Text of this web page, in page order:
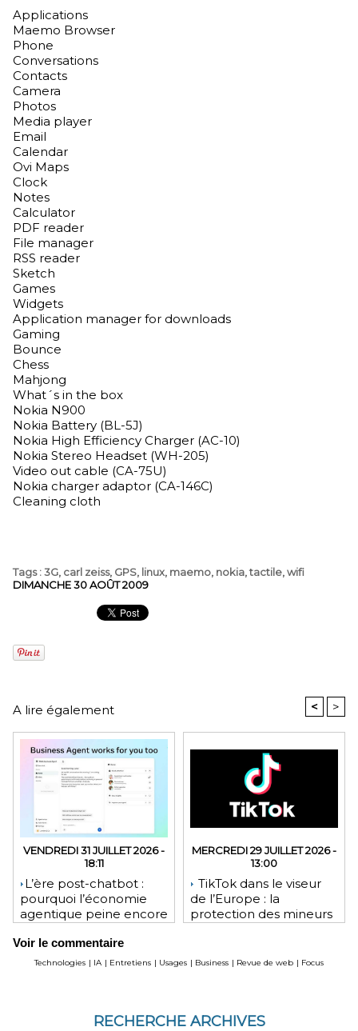
Applications
Maemo Browser
Phone
Conversations
Contacts
Camera
Photos
Media player
Email
Calendar
Ovi Maps
Clock
Notes
Calculator
PDF reader
File manager
RSS reader
Sketch
Games
Widgets
Application manager for downloads
Gaming
Bounce
Chess
Mahjong
What´s in the box
Nokia N900
Nokia Battery (BL-5J)
Nokia High Efficiency Charger (AC-10)
Nokia Stereo Headset (WH-205)
Video out cable (CA-75U)
Nokia charger adaptor (CA-146C)
Cleaning cloth
Tags:3G, carl zeiss, GPS, linux, maemo, nokia,tactile,wifi
DIMANCHE 30 AOÛT 2009
A lire également < >
VENDREDI 31 JUILLET 2026 -
18:11
​L’ère post-chatbot :
pourquoi l’économie
agentique peine encore
financières
MERCREDI 29 JUILLET 2026 -
13:00
TikTok dans le viseur
de l’Europe : la
protection des mineurs
Voir le commentaire
Technologies | IA | Entretiens | Usages | Business | Revue de web | Focus
RECHERCHE ARCHIVES